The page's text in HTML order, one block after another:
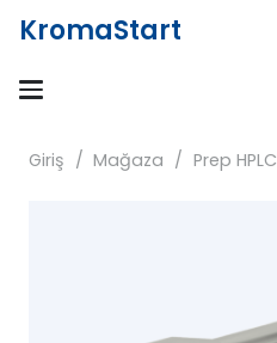
KromaStart
Giriş / Mağaza / Prep HPLC